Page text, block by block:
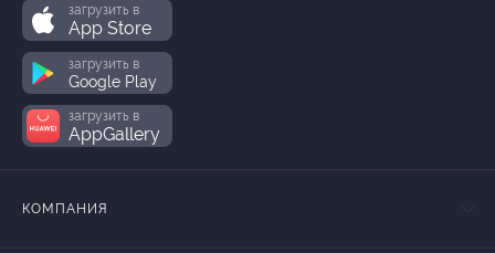
загрузить в
App Store
загрузить в
Google Play
загрузить в
AppGallery
КОМПАНИЯ